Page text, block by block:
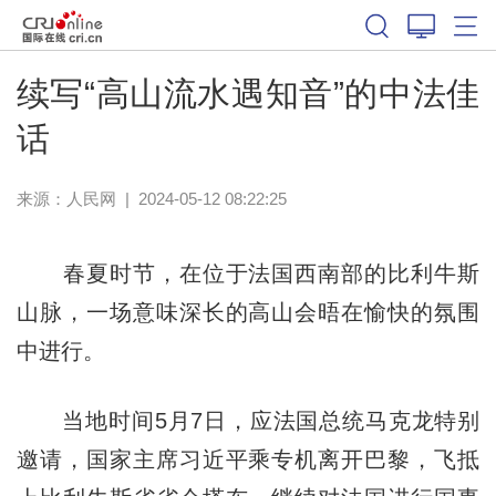
续写“高山流水遇知音”的中法佳
话
来源： 人民网 | 2024-05-12 08:22:25
春夏时节，在位于法国西南部的比利牛斯
山脉，一场意味深长的高山会晤在愉快的氛围
中进行。
当地时间5月7日，应法国总统马克龙特别
邀请，国家主席习近平乘专机离开巴黎，飞抵